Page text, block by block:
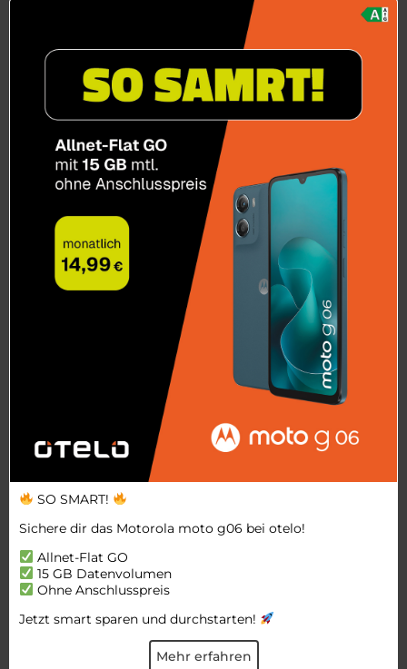
SO SMART!
Sichere dir das Motorola moto g06 bei otelo!
Allnet-Flat GO
15 GB Datenvolumen
Ohne Anschlusspreis
Jetzt smart sparen und durchstarten!
Mehr erfahren